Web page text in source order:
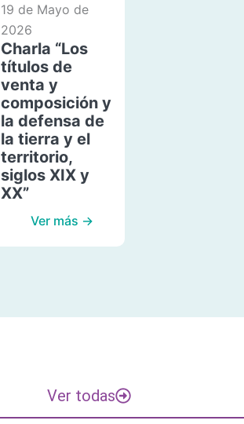
19 de Mayo de
2026
Charla “Los
títulos de
venta y
composición y
la defensa de
la tierra y el
territorio,
siglos XIX y
XX”
Ver más →
Ver todas